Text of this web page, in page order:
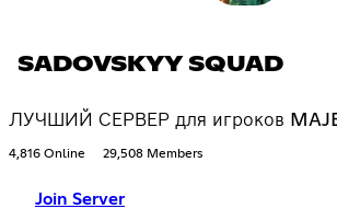
SADOVSKYY SQUAD
ЛУЧШИЙ СЕРВЕР для игроков
4,816 Online 29,508 Members
Join Server